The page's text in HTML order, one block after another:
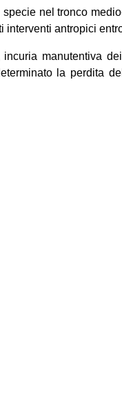
specie nel tronco
antropici
manutentiva
la perdita